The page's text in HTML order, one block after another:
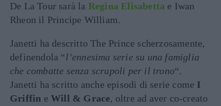
De La Tour sarà la Regina Elisabetta e Iwan
Rheon il Principe William.
Janetti ha descritto The Prince scherzosamente,
definendola “l’ennesima serie su una famiglia
che combatte senza scrupoli per il trono“.
Janetti ha scritto anche episodi di serie come I
Griffin eWill & Grace, oltre ad aver co-creato